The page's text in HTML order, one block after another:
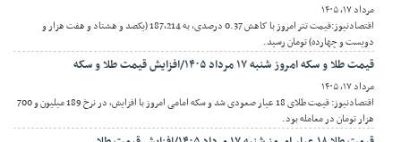
مرداد ۱۷, ۱۴۰۵
اقتصادنیوز:قیمت تتر امروز با کاهش 0.37 درصدی، به 187,214 (یکصد و هشتاد و هفت هزار و
دویست و چهارده) تومان رسید.
قیمت طلا و سکه امروز شنبه ۱۷ مرداد ۱۴۰۵/افزایش قیمت طلا و سکه
مرداد ۱۷, ۱۴۰۵
اقتصادنیوز: قیمت طلای 18 عیار صعودی شد و سکه امامی امروز با افزایش، در نرخ 189 میلیون و 700
هزار تومان در معامله بود.